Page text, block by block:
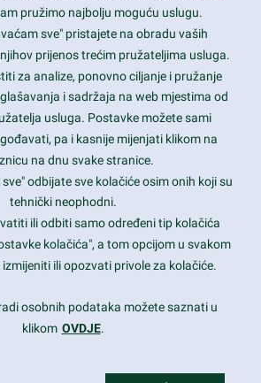
much more...
Mountain View, CA 94043
© All Rights Reserved
pružimo najbolju moguću uslugu.
sve" pristajete na obradu vaših
prijenos trećim pružateljima usluga.
za analize, ponovno ciljanje i pružanje
i sadržaja na web mjestima od
usluga. Postavke možete sami
pa i kasnije mijenjati klikom na
na dnu svake stranice.
odbijate sve kolačiće osim onih koji su
tehnički neophodni.
ili odbiti samo određeni tip kolačića
kolačića", a tom opcijom u svakom
ili opozvati privole za kolačiće.
osobnih podataka možete saznati u
klikom OVDJE.